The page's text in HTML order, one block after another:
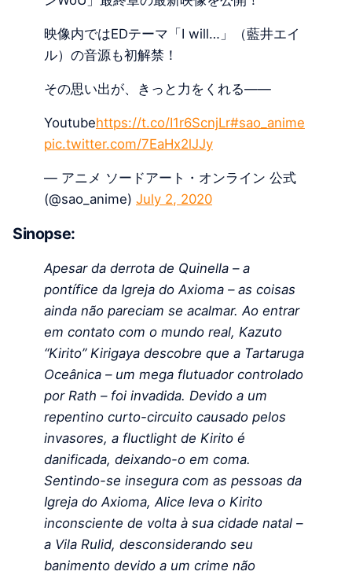
映像内ではEDテーマ「I will…」（藍井エイ
ル）の音源も初解禁！
その思い出が、きっと力をくれる――
Youtubehttps://t.co/I1r6ScnjLr#sao_anime
pic.twitter.com/7EaHx2lJJy
— アニメ ソードアート・オンライン 公式
(@sao_anime) July 2, 2020
Sinopse:
Apesar da derrota de Quinella – a
pontífice da Igreja do Axioma – as coisas
ainda não pareciam se acalmar. Ao entrar
em contato com o mundo real, Kazuto
“Kirito” Kirigaya descobre que a Tartaruga
Oceânica – um mega flutuador controlado
por Rath – foi invadida. Devido a um
repentino curto-circuito causado pelos
invasores, a fluctlight de Kirito é
danificada, deixando-o em coma.
Sentindo-se insegura com as pessoas da
Igreja do Axioma, Alice leva o Kirito
inconsciente de volta à sua cidade natal –
a Vila Rulid, desconsiderando seu
banimento devido a um crime não